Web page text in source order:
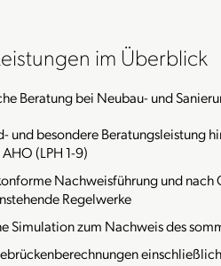
im Überblick
Beratung bei Neubau- und
und besondere Beratungsleistung
(LPH 1-9)
Nachweisführung und
Regelwerke
Simulation zum Nachweis des